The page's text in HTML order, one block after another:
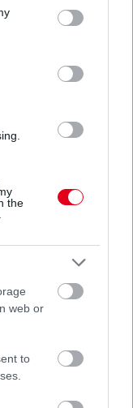
You may click to
party tags to
in below Google
the
web or
to
erősebbé vált a
a Cadillac